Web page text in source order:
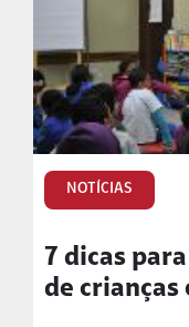
NOTÍCIAS
7 dicas
de crianças